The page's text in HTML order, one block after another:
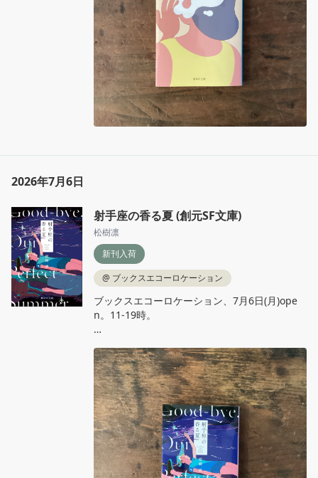
2026年7月6日
射手座の香る夏 (創元SF文庫)
松樹凛
新刊入荷
@ ブックスエコーロケーション
ブックスエコーロケーション、7月6日(月)ope
n。11‐19時。
忘れがたい余韻を残す傑作時間SF「十五までは
神のうち」をはじめ、第12回創元SF短編賞受賞
の表題作を含む全4編を収録。青春のきらめき
と痛みのすべてを閉じ込めた、珠玉のデビュー
短編集が文庫化。